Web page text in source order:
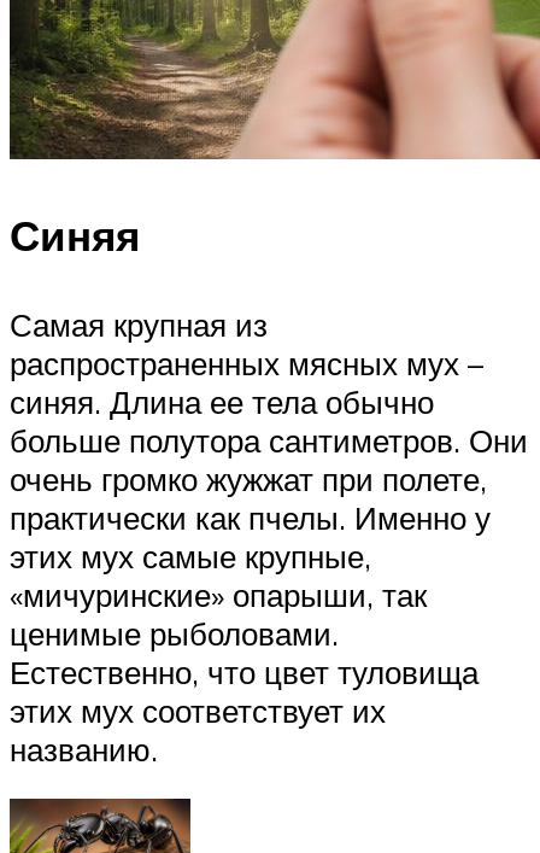
Синяя
Самая крупная из
распространенных мясных мух –
синяя. Длина ее тела обычно
больше полутора сантиметров. Они
очень громко жужжат при полете,
практически как пчелы. Именно у
этих мух самые крупные,
«мичуринские» опарыши, так
ценимые рыболовами.
Естественно, что цвет туловища
этих мух соответствует их
названию.